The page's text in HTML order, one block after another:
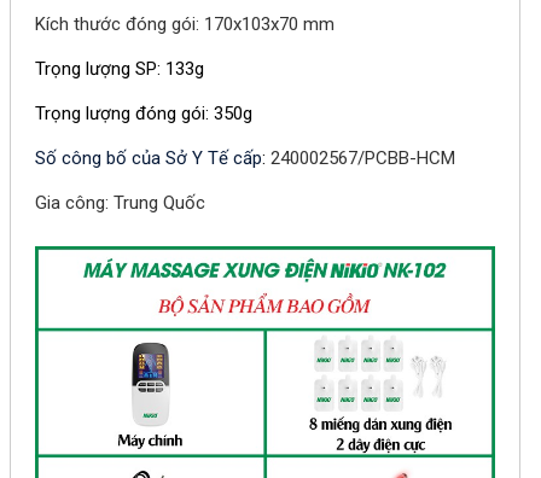
Kích thước đóng gói: 170x103x70 mm
Trọng lượng SP: 133g
Trọng lượng đóng gói: 350g
Số công bố của Sở Y Tế cấp: 240002567/PCBB-HCM
Gia công: Trung Quốc